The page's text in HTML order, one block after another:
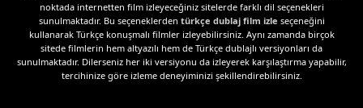
noktada internetten film izleyeceğiniz sitelerde farklı dil seçenekleri
sunulmaktadır. Bu seçeneklerden türkçe dublaj film izle seçeneğini
kullanarak Türkçe konuşmalı filmler izleyebilirsiniz. Aynı zamanda birçok
sitede filmlerin hem altyazılı hem de Türkçe dublajlı versiyonları da
sunulmaktadır. Dilerseniz her iki versiyonu da izleyerek karşılaştırma yapabilir,
tercihinize göre izleme deneyiminizi şekillendirebilirsiniz.